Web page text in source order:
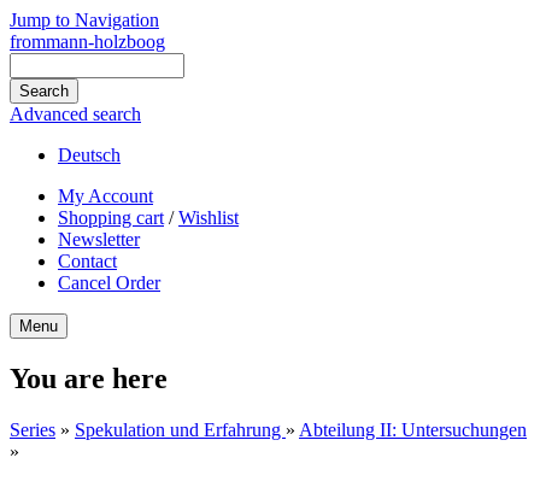
Jump to Navigation
frommann-holzboog
Advanced search
Deutsch
My Account
Shopping cart /Wishlist
Newsletter
Contact
Cancel Order
Menu
You are here
Series » Spekulation und Erfahrung » Abteilung II: Untersuchungen
»